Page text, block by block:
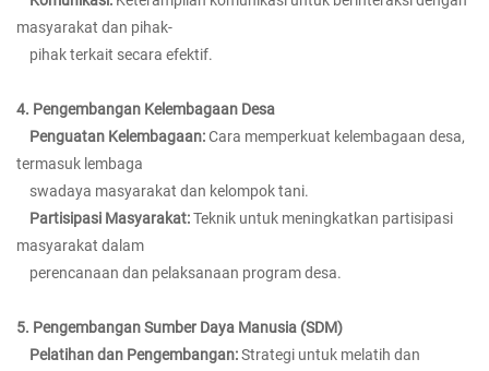
masyarakat dan pihak-
pihak terkait secara efektif.
4. Pengembangan Kelembagaan Desa
Penguatan Kelembagaan:Cara memperkuat kelembagaan desa,
termasuk lembaga
swadaya masyarakat dan kelompok tani.
Partisipasi Masyarakat:Teknik untuk meningkatkan partisipasi
masyarakat dalam
perencanaan dan pelaksanaan program desa.
5. Pengembangan Sumber Daya Manusia (SDM)
Pelatihan dan Pengembangan:Strategi untuk melatih dan